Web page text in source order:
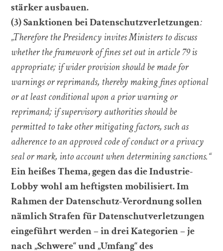
stärker ausbauen.
(3) Sanktionen bei Datenschutzverletzungen:
„Therefore the Presidency invites Ministers to discuss
whether the framework of fines set out in article 79 is
appropriate; if wider provision should be made for
warnings or reprimands, thereby making fines optional
or at least conditional upon a prior warning or
reprimand; if supervisory authorities should be
permitted to take other mitigating factors, such as
adherence to an approved code of conduct or a privacy
seal or mark, into account when determining sanctions.“
Ein heißes Thema, gegen das die Industrie-
Lobby wohl am heftigsten mobilisiert. Im
Rahmen der Datenschutz-Verordnung sollen
nämlich Strafen für Datenschutverletzungen
eingeführt werden – in drei Kategorien – je
nach „Schwere“ und „Umfang“ des